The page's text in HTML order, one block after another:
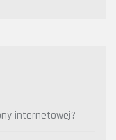
internetowej?